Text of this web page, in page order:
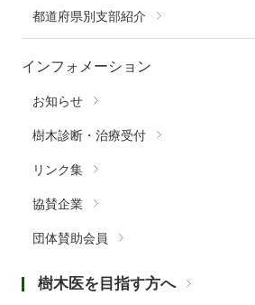
都道府県別支部紹介
インフォメーション
お知らせ
樹木診断・治療受付
リンク集
協賛企業
団体賛助会員
樹木医を目指す方へ